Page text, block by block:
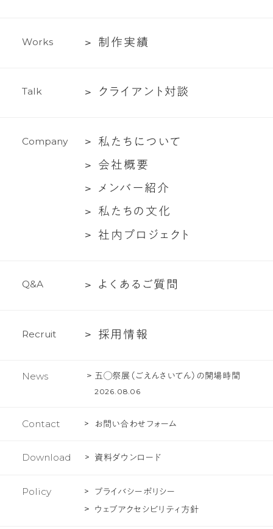
テ
グ
Works
制
績
制 作実績
Talk
ク
ア
対
談
ク ラ イ ア ン ト 対談
Company
私
に
つ
私 た ち に つ いて
会
要
会社概要
メ
ー
メ ンバ ー紹介
私 私 た ちの 文化
社
ロ
ク
社 内 プロ ジ ェ ク ト
Q&A
よ
る
問
よ く あ る ご質 問
Recruit
採 採用 情報
News 五◯祭展（ごえんさいてん）の開場時間
2026.08.06
Contact お問い合わせフォーム
Download 資料ダウンロード
Policy
プライバシーポリシー
ウェブアクセシビリティ方針